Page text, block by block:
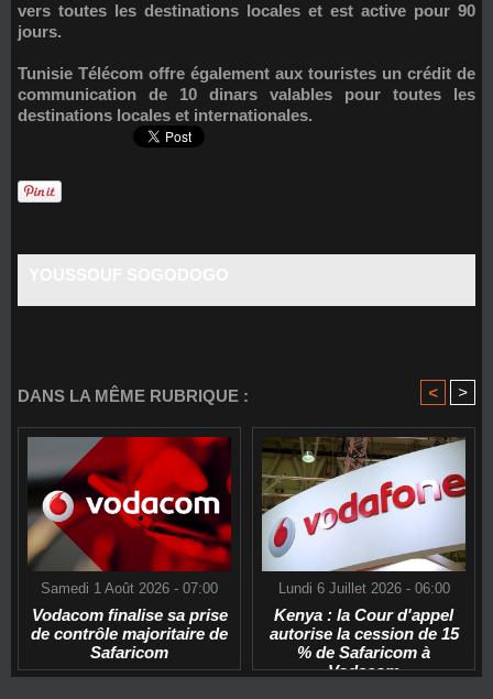
vers toutes les destinations locales et est active pour 90
jours.
Tunisie Télécom offre également aux touristes un crédit de
communication de 10 dinars valables pour toutes les
destinations locales et internationales.
DANS LA MÊME RUBRIQUE : < >
Samedi 1 Août 2026 - 07:00
Vodacom finalise sa prise
de contrôle majoritaire de
Safaricom
Lundi 6 Juillet 2026 - 06:00
Kenya : la Cour d'appel
autorise la cession de 15
% de Safaricom à
Vodacom